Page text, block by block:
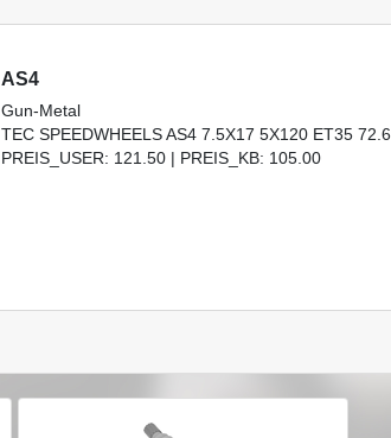
AS4
Gun-Metal
TEC SPEEDWHEELS AS4 7.5X17 5X120 ET35 72.6
PREIS_USER: 121.50 | PREIS_KB: 105.00